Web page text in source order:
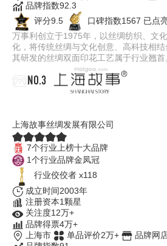
品牌指数92.3
评分9.5
口碑指数1567 已点
万事利创立于1975年，以丝绸纺织、文
化，将传统丝绸与文化创意、高科技相
其研发的丝绸双面印花工艺属于行业翘首
NO.3
上海故事丝绸发展有限公司
7个行业上榜十大品牌
1个行业品牌金凤冠
行业佼佼者 x118
成立时间2003年
注册资本1颗星
关注度12万+
品牌得票4万+
上海市
单品评价2万+
品牌网